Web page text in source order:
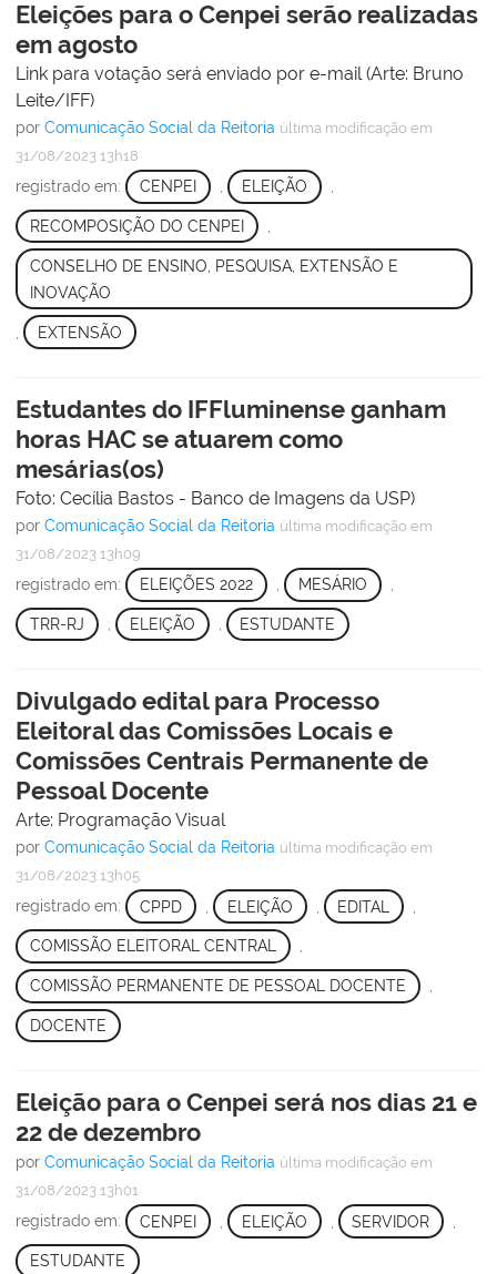
Eleições para o Cenpei serão realizadas
em agosto
Link para votação será enviado por e-mail (Arte: Bruno
Leite/IFF)
por Comunicação Social da Reitoria última modificação em
31/08/2023 13h18
registrado em: CENPEI , ELEIÇÃO ,
RECOMPOSIÇÃO DO CENPEI
CONSELHO DE ENSINO, PESQUISA, EXTENSÃO E
INOVAÇÃO
EXTENSÃO
Estudantes do IFFluminense ganham
horas HAC se atuarem como
mesárias(os)
Foto: Cecília Bastos - Banco de Imagens da USP)
por Comunicação Social da Reitoria última modificação em
31/08/2023 13h09
registrado em: ELEIÇÕES 2022 , MESÁRIO ,
TRR-RJ ELEIÇÃO ESTUDANTE
Divulgado edital para Processo
Eleitoral das Comissões Locais e
Comissões Centrais Permanente de
Pessoal Docente
Arte: Programação Visual
por Comunicação Social da Reitoria última modificação em
31/08/2023 13h05
registrado em: CPPD ELEIÇÃO EDITAL
COMISSÃO ELEITORAL CENTRAL ,
COMISSÃO PERMANENTE DE PESSOAL DOCENTE
DOCENTE
Eleição para o Cenpei será nos dias 21 e
22 de dezembro
por Comunicação Social da Reitoria última modificação em
31/08/2023 13h01
registrado em: CENPEI ELEIÇÃO SERVIDOR
ESTUDANTE